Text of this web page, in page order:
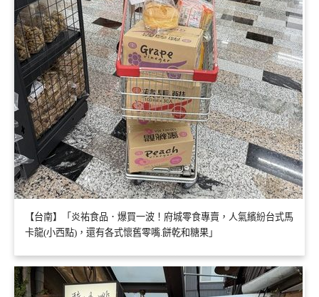
【台南】「炎祐食品．爆買一波！府城零食專賣，人氣繽紛台式馬
卡龍(小西點)，還有各式懷舊零嘴.餅乾和糖果」